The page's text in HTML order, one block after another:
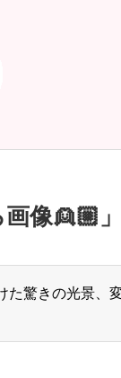
像👱🏼
た驚きの光景、